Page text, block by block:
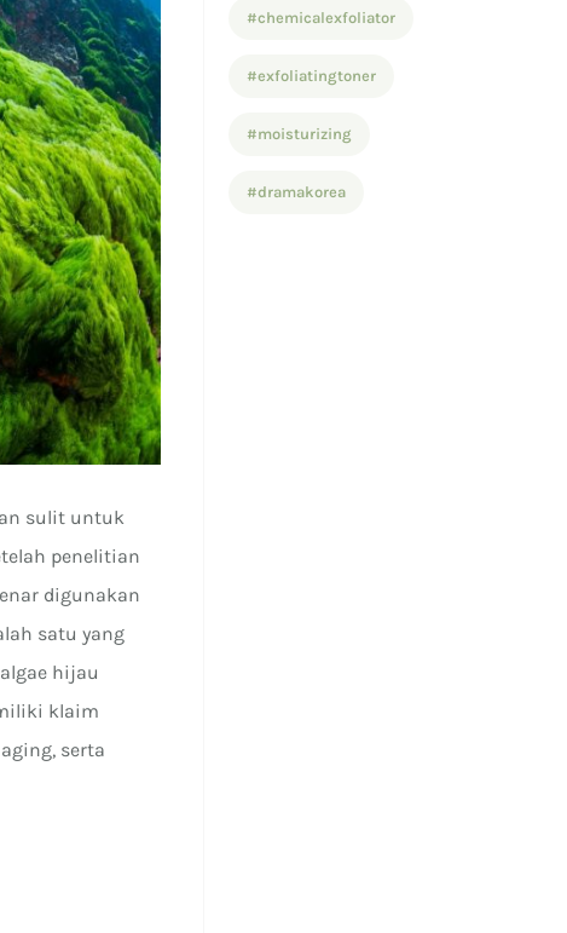
sulit untuk
penelitian
digunakan
satu yang
hijau
klaim
serta
#chemicalexfoliator
#exfoliatingtoner
#moisturizing
#dramakorea